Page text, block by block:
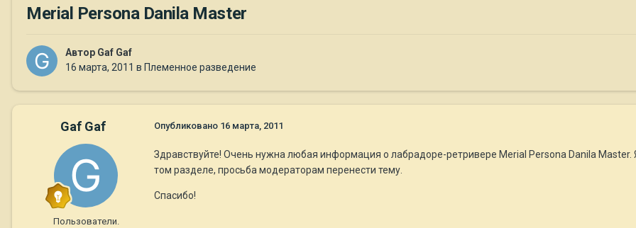
Merial Persona Danila Master
Автор Gaf Gaf
16 марта, 2011 в Племенное разведение
Gaf Gaf
Пользователи.
Опубликовано 16 марта, 2011
Здравствуйте! Очень нужна любая информация о лабрадоре-ретривере Merial Persona Danila Master.
том разделе, просьба модераторам перенести тему.
Спасибо!